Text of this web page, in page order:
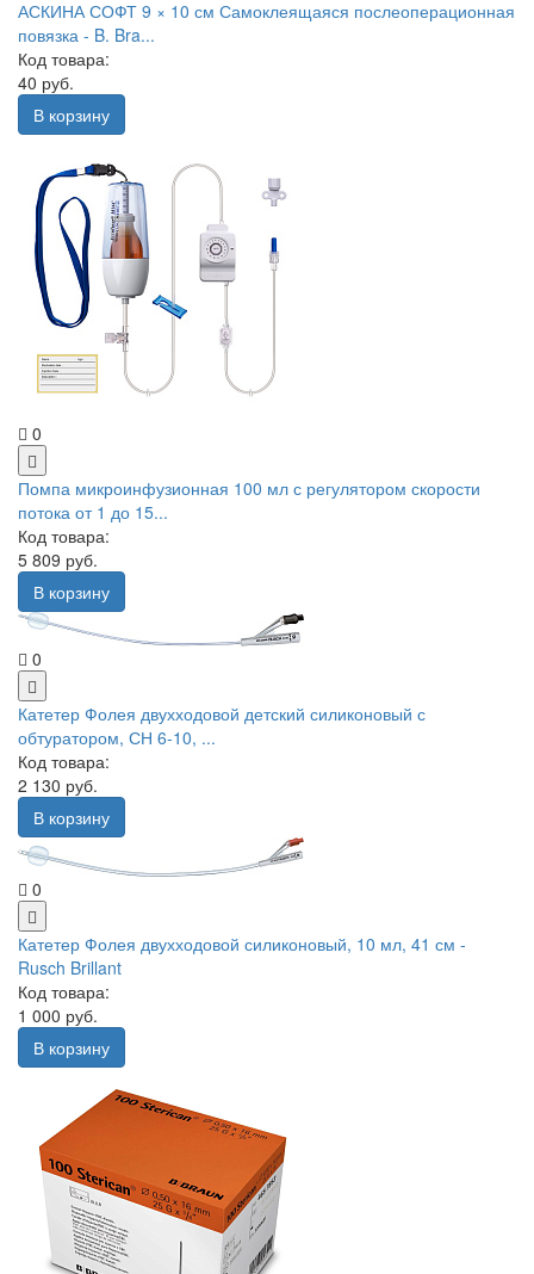
АСКИНА СОФТ 9 × 10 см Самоклеящаяся послеоперационная
повязка - B. Bra...
Код товара:
40 руб.
В корзину
0
Помпа микроинфузионная 100 мл с регулятором скорости
потока от 1 до 15...
Код товара:
5 809 руб.
В корзину
0
Катетер Фолея двухходовой детский силиконовый с
обтуратором, СН 6-10, ...
Код товара:
2 130 руб.
В корзину
0
Катетер Фолея двухходовой силиконовый, 10 мл, 41 см -
Rusch Brillant
Код товара:
1 000 руб.
В корзину